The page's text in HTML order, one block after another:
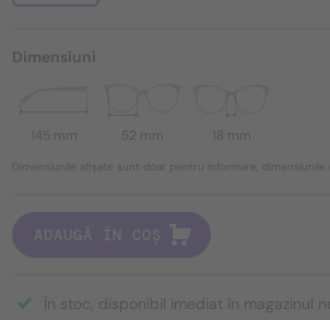
Dimensiuni
145 mm 52 mm 18 mm
Dimensiunile afișate sunt doar pentru informare, dimensiunile
ADAUGĂ ÎN COȘ
În stoc, disponibil imediat în magazinul